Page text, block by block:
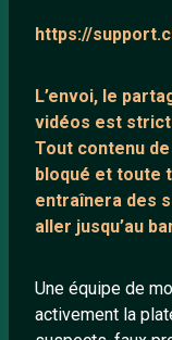
https://
L’envoi, le
vidéos est
Tout contenu
bloqué et toute
entraînera des
aller jusqu’au
Une équipe de
activement la
Mentions légales
Protection mineurs
Blog
Communauté